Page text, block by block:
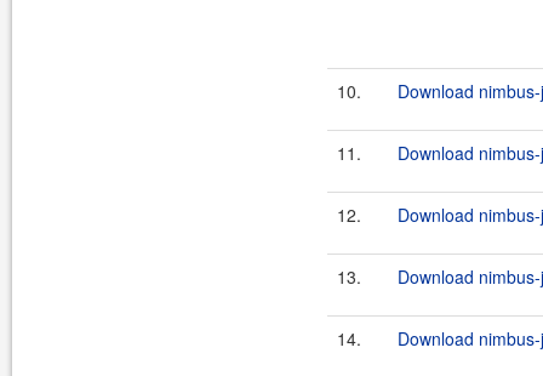
10. Download
11. Download
12. Download
13. Download
14. Download